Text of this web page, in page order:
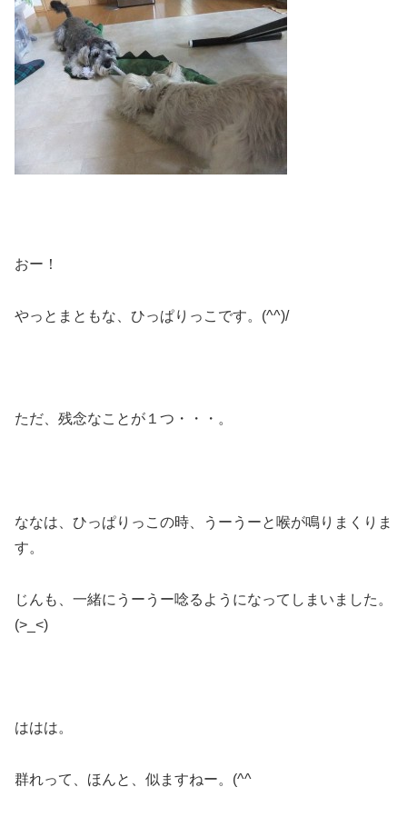
おー！
やっとまともな、ひっぱりっこです。(^^)/
ただ、残念なことが１つ・・・。
ななは、ひっぱりっこの時、うーうーと喉が鳴りまくりま
す。
じんも、一緒にうーうー唸るようになってしまいました。
(>_<)
ははは。
群れって、ほんと、似ますねー。(^^ゞ